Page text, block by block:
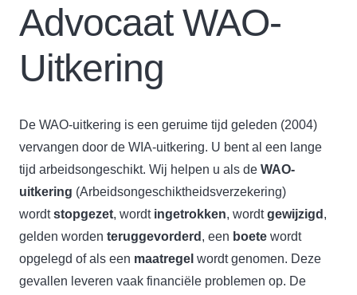
Advocaat WAO-
Uitkering
De WAO-uitkering is een geruime tijd geleden (2004)
vervangen door de WIA-uitkering. U bent al een lange
tijd arbeidsongeschikt. Wij helpen u als de WAO-
uitkering (Arbeidsongeschiktheidsverzekering)
wordtstopgezet, wordt ingetrokken, wordtgewijzigd ,
gelden worden teruggevorderd , een boete wordt
opgelegd of als een maatregel wordt genomen. Deze
gevallen leveren vaak financiële problemen op. De